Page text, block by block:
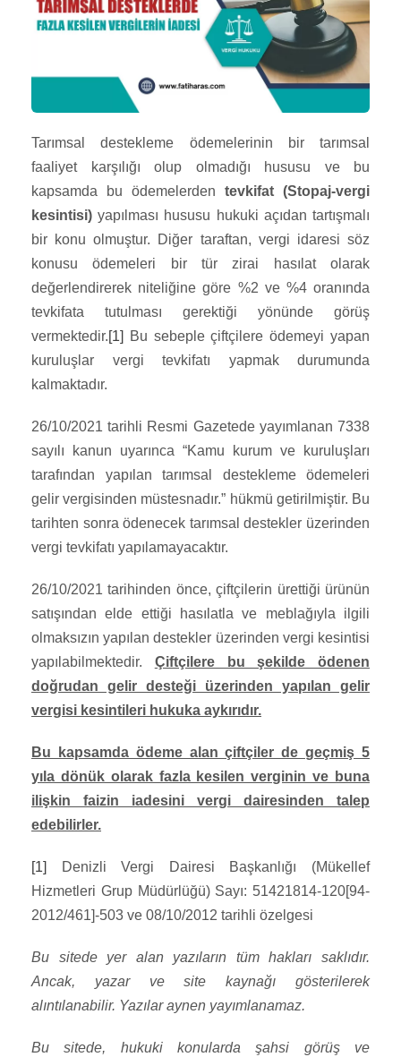
Tarımsal destekleme ödemelerinin bir tarımsal
faaliyet karşılığı olup olmadığı hususu ve bu
kapsamda bu ödemelerden tevkifat (Stopaj-vergi
kesintisi) yapılması hususu hukuki açıdan tartışmalı
bir konu olmuştur. Diğer taraftan, vergi idaresi söz
konusu ödemeleri bir tür zirai hasılat olarak
değerlendirerek niteliğine göre %2 ve %4 oranında
tevkifata tutulması gerektiği yönünde görüş
vermektedir.[1]
Bu sebeple çiftçilere ödemeyi yapan
kuruluşlar vergi tevkifatı yapmak durumunda
kalmaktadır.
26/10/2021 tarihli Resmi Gazetede yayımlanan 7338
sayılı kanun uyarınca “Kamu kurum ve kuruluşları
tarafından yapılan tarımsal destekleme ödemeleri
gelir vergisinden müstesnadır.” hükmü getirilmiştir. Bu
tarihten sonra ödenecek tarımsal destekler üzerinden
vergi tevkifatı yapılamayacaktır.
26/10/2021 tarihinden önce, çiftçilerin ürettiği ürünün
satışından elde ettiği hasılatla ve meblağıyla ilgili
olmaksızın yapılan destekler üzerinden vergi kesintisi
yapılabilmektedir. Çiftçilere bu şekilde ödenen
doğrudan gelir desteği üzerinden yapılan gelir
vergisi kesintileri hukuka aykırıdır.
Bu kapsamda ödeme alan çiftçiler de geçmiş 5
yıla dönük olarak fazla kesilen verginin ve buna
ilişkin faizin iadesini vergi dairesinden talep
edebilirler.
[1]
Denizli Vergi Dairesi Başkanlığı (Mükellef
Hizmetleri Grup Müdürlüğü) Sayı: 51421814-120[94-
2012/461]-503 ve 08/10/2012 tarihli özelgesi
Bu sitede yer alan yazıların tüm hakları saklıdır.
Ancak, yazar ve site kaynağı gösterilerek
alıntılanabilir. Yazılar aynen yayımlanamaz.
Bu sitede, hukuki konularda şahsi görüş ve